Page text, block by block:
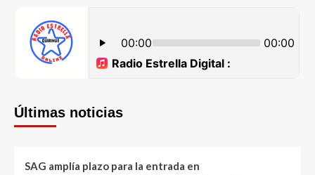
Últimas noticias
SAG amplía plazo para la entrada en